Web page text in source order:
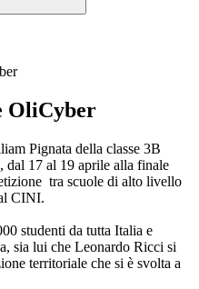
OliCyber
Pignata della classe 3B
dal 17 al 19 aprile alla finale
tra scuole di alto livello
CINI.
studenti da tutta Italia e
sia lui che Leonardo Ricci si
territoriale che si è svolta a